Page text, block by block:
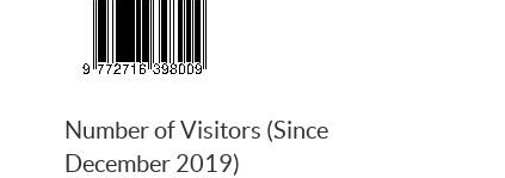
Number of Visitors (Since
December 2019)